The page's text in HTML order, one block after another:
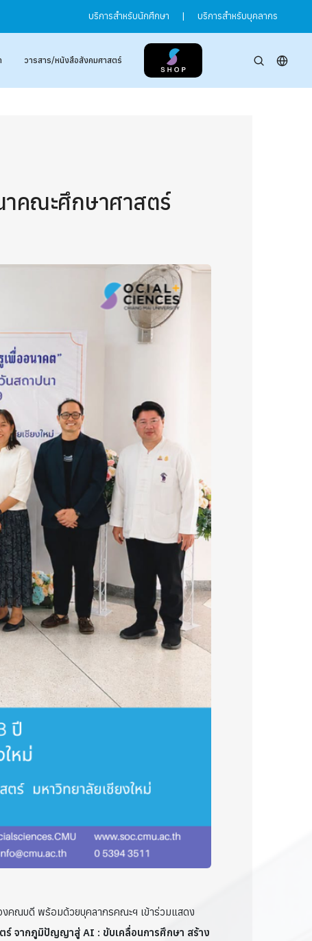
บริการสำหรับนักศึกษา | บริการสำหรับบุคลากร
วารสาร/หนังสือสังคมศาสตร์
าคณะศึกษาศาสตร์
งคณบดี พร้อมด้วยบุคลากรคณะฯ เข้าร่วมแสดง
ร์ จากภูมิปัญญาสู่ AI : ขับเคลื่อนการศึกษา สร้าง